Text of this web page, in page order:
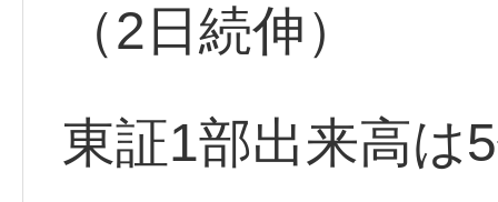
（2日続伸）
東証1部出来高は